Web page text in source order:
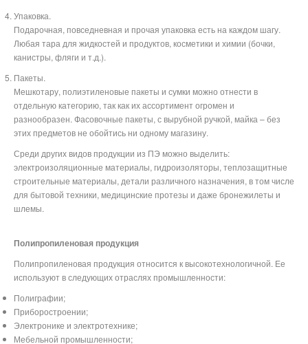
Упаковка.
Подарочная, повседневная и прочая упаковка есть на каждом шагу.
Любая тара для жидкостей и продуктов, косметики и химии (бочки,
канистры, фляги и т.д.).
Пакеты.
Мешкотару, полиэтиленовые пакеты и сумки можно отнести в
отдельную категорию, так как их ассортимент огромен и
разнообразен. Фасовочные пакеты, с вырубной ручкой, майка – без
этих предметов не обойтись ни одному магазину.
Среди других видов продукции из ПЭ можно выделить:
электроизоляционные материалы, гидроизоляторы, теплозащитные
строительные материалы, детали различного назначения, в том числе
для бытовой техники, медицинские протезы и даже бронежилеты и
шлемы.
Полипропиленовая продукция
Полипропиленовая продукция относится к высокотехнологичной. Ее
используют в следующих отраслях промышленности:
Полиграфии;
Приборостроении;
Электронике и электротехнике;
Мебельной промышленности;